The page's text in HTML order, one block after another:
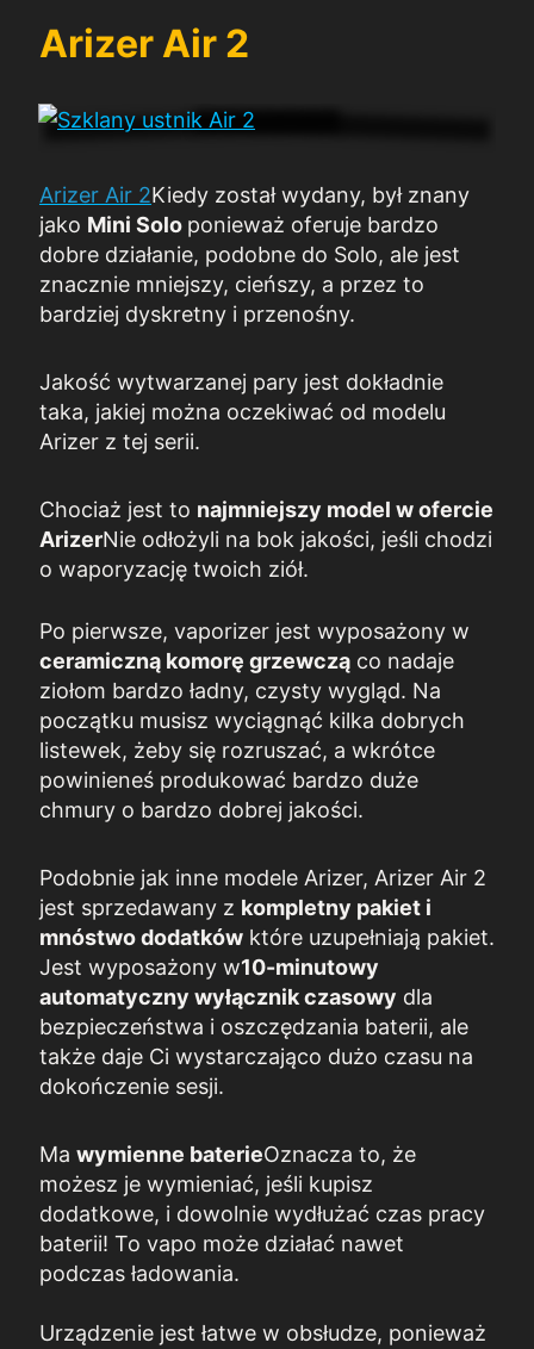
Arizer Air 2
Arizer Air 2Kiedy został wydany, był znany
jako Mini Solo ponieważ oferuje bardzo
dobre działanie, podobne do Solo, ale jest
znacznie mniejszy, cieńszy, a przez to
bardziej dyskretny i przenośny.
Jakość wytwarzanej pary jest dokładnie
taka, jakiej można oczekiwać od modelu
Arizer z tej serii.
Chociaż jest to najmniejszy model w ofercie
ArizerNie odłożyli na bok jakości, jeśli chodzi
o waporyzację twoich ziół.
Po pierwsze, vaporizer jest wyposażony w
ceramiczną komorę grzewczą co nadaje
ziołom bardzo ładny, czysty wygląd. Na
początku musisz wyciągnąć kilka dobrych
listewek, żeby się rozruszać, a wkrótce
powinieneś produkować bardzo duże
chmury o bardzo dobrej jakości.
Podobnie jak inne modele Arizer, Arizer Air 2
jest sprzedawany z kompletny pakiet i
mnóstwo dodatków które uzupełniają pakiet.
Jest wyposażony w10-minutowy
automatyczny wyłącznik czasowy dla
bezpieczeństwa i oszczędzania baterii, ale
także daje Ci wystarczająco dużo czasu na
dokończenie sesji.
Ma wymienne baterieOznacza to, że
możesz je wymieniać, jeśli kupisz
dodatkowe, i dowolnie wydłużać czas pracy
baterii! To vapo może działać nawet
podczas ładowania.
Urządzenie jest łatwe w obsłudze, ponieważ